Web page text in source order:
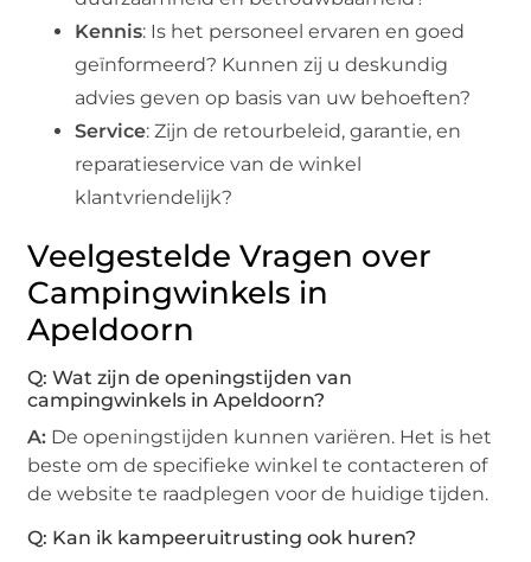
Kennis: Is het personeel ervaren en goed
geïnformeerd? Kunnen zij u deskundig
advies geven op basis van uw behoeften?
Service: Zijn de retourbeleid, garantie, en
reparatieservice van de winkel
klantvriendelijk?
Veelgestelde Vragen over
Campingwinkels in
Apeldoorn
Q: Wat zijn de openingstijden van
campingwinkels in Apeldoorn?
A: De openingstijden kunnen variëren. Het is het
beste om de specifieke winkel te contacteren of
de website te raadplegen voor de huidige tijden.
Q: Kan ik kampeeruitrusting ook huren?